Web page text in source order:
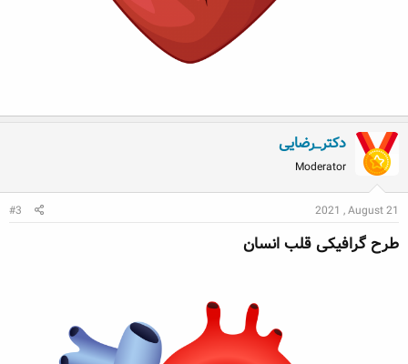
دکتر_رضایی
Moderator
2021 , August 21
#3
طرح گرافیکی قلب انسان